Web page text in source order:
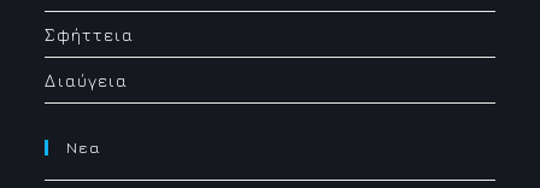
Σφήττεια
Διαύγεια
Νεα